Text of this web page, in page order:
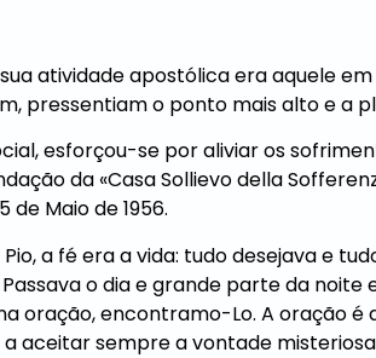
atividade apostólica era aquele
pressentiam o ponto mais alto e a
esforçou-se por aliviar os
da «Casa Sollievo della
de Maio de 1956.
a fé era a vida: tudo desejava e
o dia e grande parte da noite
oração, encontramo-Lo. A oração
a aceitar sempre a vontade